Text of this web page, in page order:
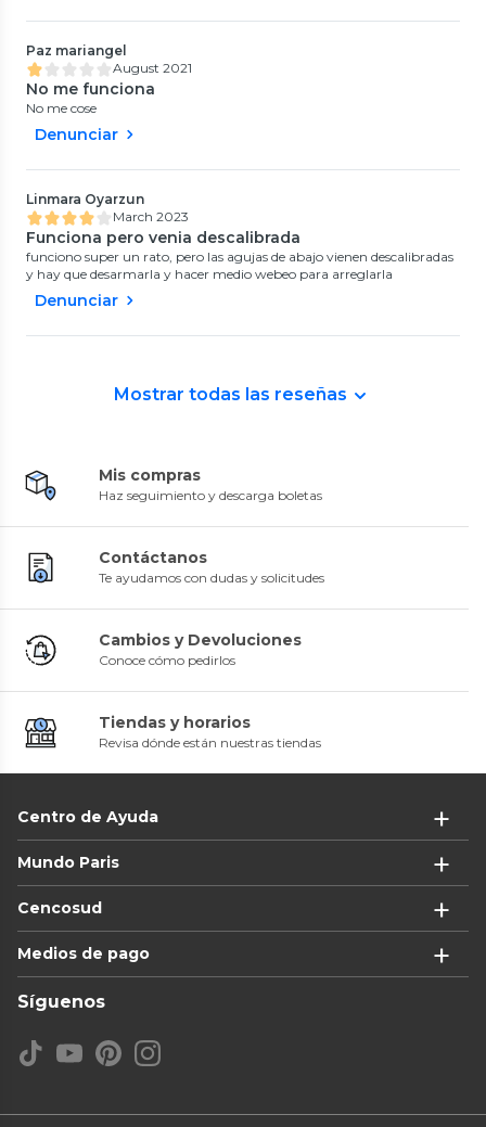
Paz mariangel
August 2021
No me funciona
No me cose
Denunciar
Linmara Oyarzun
March 2023
Funciona pero venia descalibrada
funciono super un rato, pero las agujas de abajo vienen descalibradas
y hay que desarmarla y hacer medio webeo para arreglarla
Denunciar
Mostrar todas las reseñas
Mis compras
Haz seguimiento y descarga boletas
Contáctanos
Te ayudamos con dudas y solicitudes
Cambios y Devoluciones
Conoce cómo pedirlos
Tiendas y horarios
Revisa dónde están nuestras tiendas
Centro de Ayuda
Mundo Paris
Cencosud
Medios de pago
Síguenos